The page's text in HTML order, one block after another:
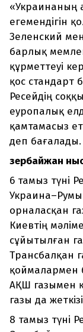
«Украинаның
егемендігін
Зеленский
барлық
құрметтеуі
қос стандарт
Ресейдің
еуропалық
қамтамасыз
деп бағалады.
Әзербайжан
6 тамыз түні
орналасқан
Киевтің
сұйытылған
Трансбалқан
қоймалармен
АҚШ газымен
газы да
8 тамыз түні